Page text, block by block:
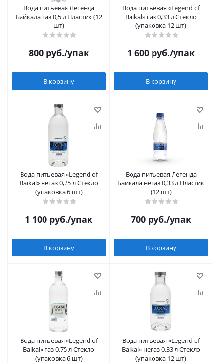
Вода питьевая Легенда
Байкала газ 0,5 л Пластик (12
шт)
800руб./упак
В корзину
Вода питьевая «Legend of
Baikal» газ 0,33 л Стекло
(упаковка 12 шт)
1 600 руб./упак
В корзину
Вода питьевая «Legend of
Baikal» негаз 0,75 л Стекло
(упаковка 6 шт)
1 100 руб./упак
В корзину
Вода питьевая Легенда
Байкала негаз 0,33 л Пластик
(12 шт)
700руб./упак
В корзину
Вода питьевая «Legend of
Baikal» газ 0,75 л Стекло
(упаковка 6 шт)
Вода питьевая «Legend of
Baikal» негаз 0,33 л Стекло
(упаковка 12 шт)